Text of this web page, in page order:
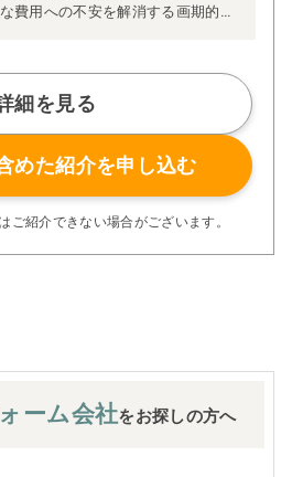
費用への不安を解消する画期的な
スエンジニアによる「一貫担当
ています。
に習熟した施工管理者が現場を統
豊富な実績に裏付けられた充実の
制により高い施工品質を実現。
フォームならではの充実の保証、
工事後も安心です。
住まいの再生を私たちにお任せく
細を見る
めた紹介を申し込む
ご紹介できない場合がございます。
ーム会社をお探しの方へ